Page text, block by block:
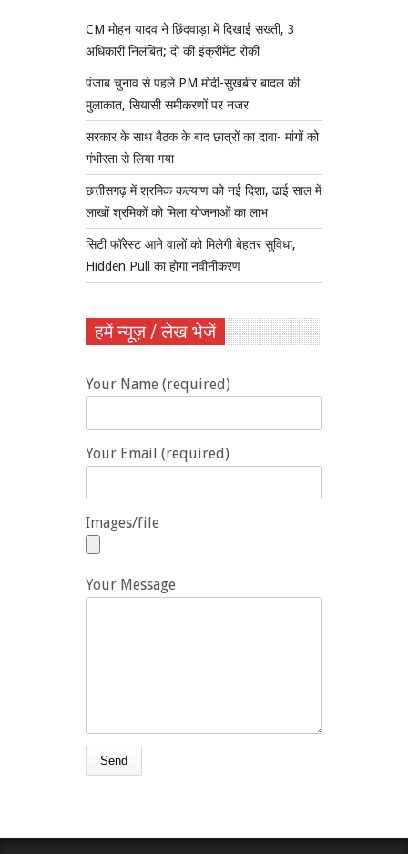
CM मोहन यादव ने छिंदवाड़ा में दिखाई सख्ती, 3
अधिकारी निलंबित; दो की इंक्रीमेंट रोकी
पंजाब चुनाव से पहले PM मोदी-सुखबीर बादल की
मुलाकात, सियासी समीकरणों पर नजर
सरकार के साथ बैठक के बाद छात्रों का दावा- मांगों को
गंभीरता से लिया गया
छत्तीसगढ़ में श्रमिक कल्याण को नई दिशा, ढाई साल में
लाखों श्रमिकों को मिला योजनाओं का लाभ
सिटी फॉरेस्ट आने वालों को मिलेगी बेहतर सुविधा,
Hidden Pull का होगा नवीनीकरण
हमें न्यूज़ / लेख भेजें
Your Name (required)
Your Email (required)
Images/file
Your Message